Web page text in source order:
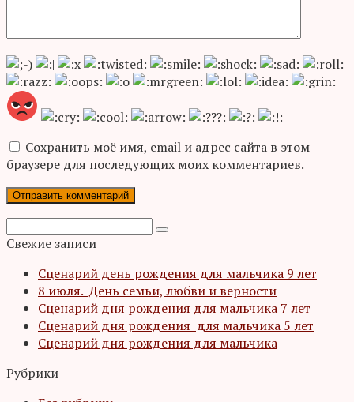
Сохранить моё имя, email и адрес сайта в этом
браузере для последующих моих комментариев.
Поиск:
Свежие записи
Сценарий день рождения для мальчика 9 лет
8 июля. День семьи, любви и верности
Сценарий дня рождения для мальчика 7 лет
Сценарий дня рождения для мальчика 5 лет
Сценарий дня рождения для мальчика
Рубрики